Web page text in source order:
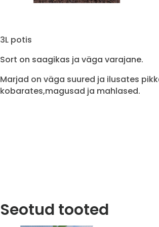
3L potis
Sort on saagikas ja väga varajane.
Marjad on väga suured ja ilusates
kobarates,magusad ja mahlased.
Seotud tooted